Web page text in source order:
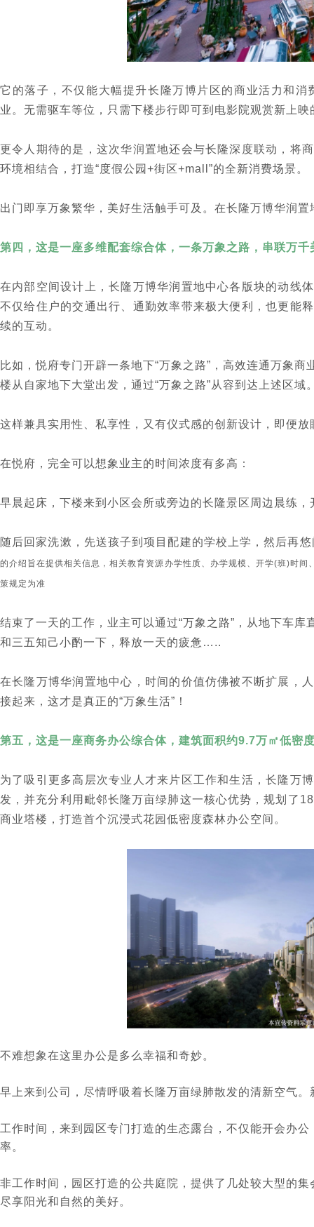
它的落子，不仅能大幅提升长隆万博片区的商业活力和
业。无需驱车等位，只需下楼步行即可到电影院观赏新上
更令人期待的是，这次华润置地还会与长隆深度联动，将
环境相结合，打造“度假公园+街区+mall”的全新消费场景。
出门即享万象繁华，美好生活触手可及。在长隆万博华润
第四，这是一座多维配套综合体，一条万象之路，串联万千
在内部空间设计上，长隆万博华润置地中心各版块的动线
不仅给住户的交通出行、通勤效率带来极大便利，也更能
续的互动。
比如，悦府专门开辟一条地下“万象之路”，高效连通万象
楼从自家地下大堂出发，通过“万象之路”从容到达上述区域
这样兼具实用性、私享性，又有仪式感的创新设计，即便
在悦府，完全可以想象业主的时间浓度有多高：
早晨起床，下楼来到小区会所或旁边的长隆景区周边晨练，
随后回家洗漱，先送孩子到项目配建的学校上学，然后再
的介绍旨在提供相关信息，相关教育资源办学性质、办学规模、开学(班)时
策规定为准
结束了一天的工作，业主可以通过“万象之路”，从地下车
和三五知己小酌一下，释放一天的疲惫…..
在长隆万博华润置地中心，时间的价值仿佛被不断扩展，
接起来，这才是真正的“万象生活”！
第五，这是一座商务办公综合体，建筑面积约9.7万㎡低密
为了吸引更多高层次专业人才来片区工作和生活，长隆万
发，并充分利用毗邻长隆万亩绿肺这一核心优势，规划了
商业塔楼，打造首个沉浸式花园低密度森林办公空间。
不难想象在这里办公是多么幸福和奇妙。
早上来到公司，尽情呼吸着长隆万亩绿肺散发的清新空气。
工作时间，来到园区专门打造的生态露台，不仅能开会办
率。
非工作时间，园区打造的公共庭院，提供了几处较大型的
尽享阳光和自然的美好。